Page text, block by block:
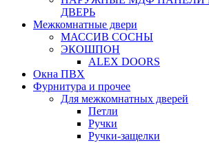
ДВЕРЬ
Межкомнатные двери
МАССИВ СОСНЫ
ЭКОШПОН
ALEX DOORS
Окна ПВХ
Фурнитура и прочее
Для межкомнатных дверей
Петли
Ручки
Ручки-защелки